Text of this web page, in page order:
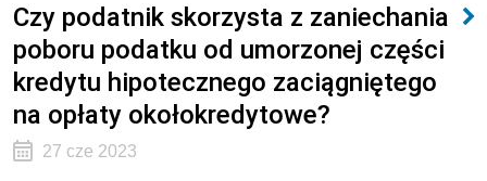
Czy podatnik skorzysta z zaniechania
poboru podatku od umorzonej części
kredytu hipotecznego zaciągniętego
na opłaty okołokredytowe?
27 cze 2023